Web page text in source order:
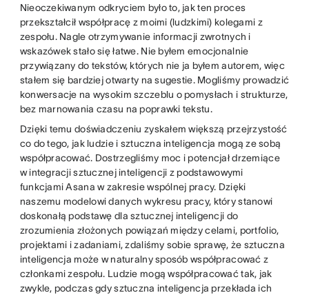
Nieoczekiwanym odkryciem było to, jak ten proces
przekształcił współpracę z moimi (ludzkimi) kolegami z
zespołu. Nagle otrzymywanie informacji zwrotnych i
wskazówek stało się łatwe. Nie byłem emocjonalnie
przywiązany do tekstów, których nie ja byłem autorem, więc
stałem się bardziej otwarty na sugestie. Mogliśmy prowadzić
konwersacje na wysokim szczeblu o pomysłach i strukturze,
bez marnowania czasu na poprawki tekstu.
Dzięki temu doświadczeniu zyskałem większą przejrzystość
co do tego, jak ludzie i sztuczna inteligencja mogą ze sobą
współpracować. Dostrzegliśmy moc i potencjał drzemiące
w integracji sztucznej inteligencji z podstawowymi
funkcjami Asana w zakresie wspólnej pracy. Dzięki
naszemu modelowi danych wykresu pracy, który stanowi
doskonałą podstawę dla sztucznej inteligencji do
zrozumienia złożonych powiązań między celami, portfolio,
projektami i zadaniami, zdaliśmy sobie sprawę, że sztuczna
inteligencja może w naturalny sposób współpracować z
członkami zespołu. Ludzie mogą współpracować tak, jak
zwykle, podczas gdy sztuczna inteligencja przekłada ich